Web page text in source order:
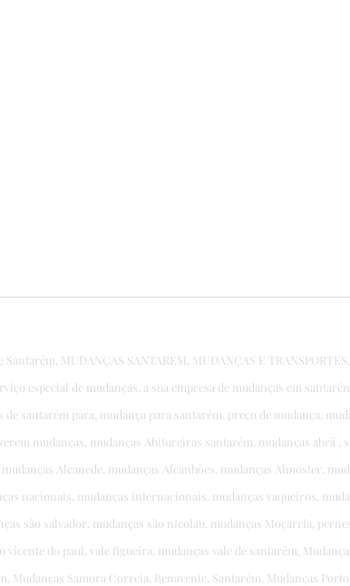
MUDANÇAS SANTARÉM, MUDANÇAS E
especial de mudanças, a sua empresa de mudanças em
santarém para, mudança para santarém, preço de mudança,
mudanças, mudanças Abitureiras santarém, mudanças abrã ,
Alcanede, mudanças Alcanhões, mudanças Almoster,
nacionais, mudanças internacionais, mudanças vaqueiros,
são salvador, mudanças são nicolau, mudanças Moçarria,
vicente do paul, vale figueira, mudanças vale de santarém,
Mudanças Samora Correia, Benavente, Santarém, Mudanças